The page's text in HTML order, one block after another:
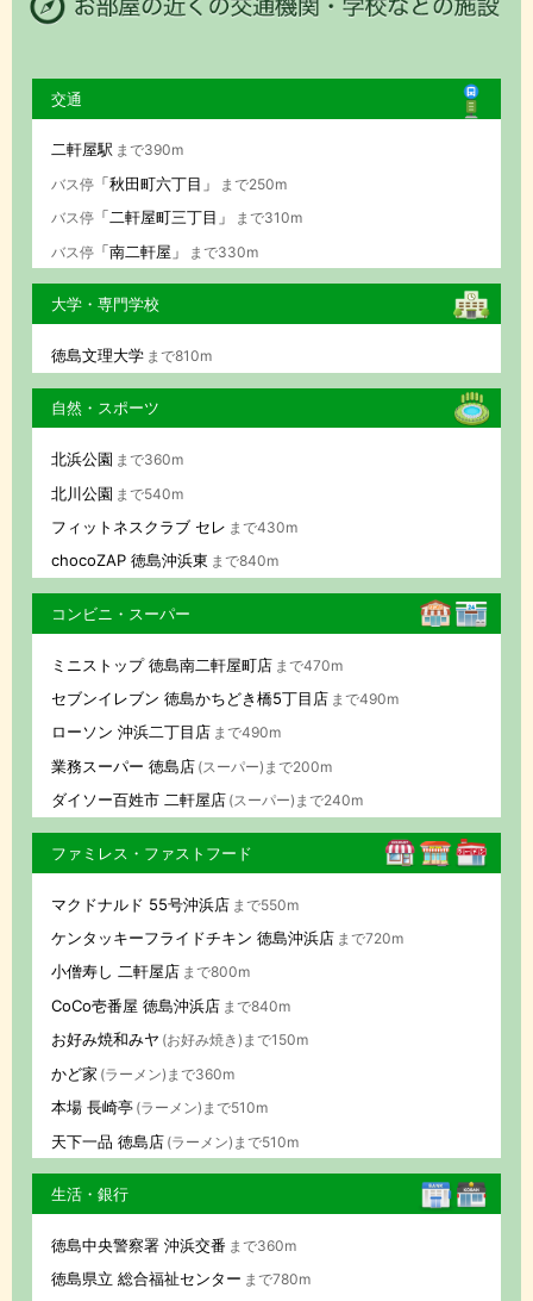
交通
二軒屋駅 まで390m
バス停「秋田町六丁目」
まで250m
バス停「二軒屋町三丁目」
まで310m
バス停「南二軒屋」 まで330m
大学・専門学校
徳島文理大学 まで810m
自然・スポーツ
北浜公園 まで360m
北川公園 まで540m
フィットネスクラブ セレ まで430m
chocoZAP 徳島沖浜東 まで840m
コンビニ・スーパー
ミニストップ 徳島南二軒屋町店 まで470m
セブンイレブン 徳島かちどき橋5丁目店 まで490m
ローソン 沖浜二丁目店 まで490m
業務スーパー 徳島店 (スーパー)まで200m
ダイソー百姓市 二軒屋店 (スーパー)まで240m
ファミレス・ファストフード
マクドナルド 55号沖浜店 まで550m
ケンタッキーフライドチキン 徳島沖浜店 まで720m
小僧寿し 二軒屋店 まで800m
CoCo壱番屋 徳島沖浜店 まで840m
お好み焼和みヤ (お好み焼き)まで150m
かど家 (ラーメン)まで360m
本場 長崎亭 (ラーメン)まで510m
天下一品 徳島店 (ラーメン)まで510m
生活・銀行
徳島中央警察署 沖浜交番 まで360m
徳島県立 総合福祉センター まで780m